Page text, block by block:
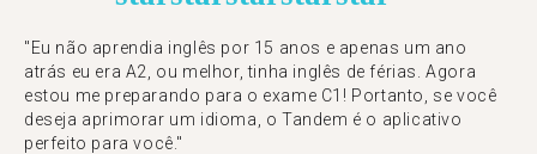
"Eu não aprendia inglês por 15 anos e apenas um ano
atrás eu era A2, ou melhor, tinha inglês de férias. Agora
estou me preparando para o exame C1! Portanto, se você
deseja aprimorar um idioma, o Tandem é o aplicativo
perfeito para você."